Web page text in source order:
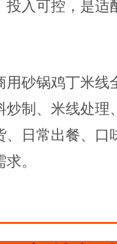
投入可控，是适
用砂锅鸡丁米线
炒制、米线处理
、日常出餐、口
。